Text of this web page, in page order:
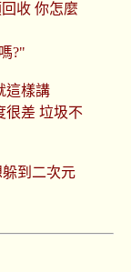
收 你怎麼
?"
這樣講
很差 垃圾不
到二次元